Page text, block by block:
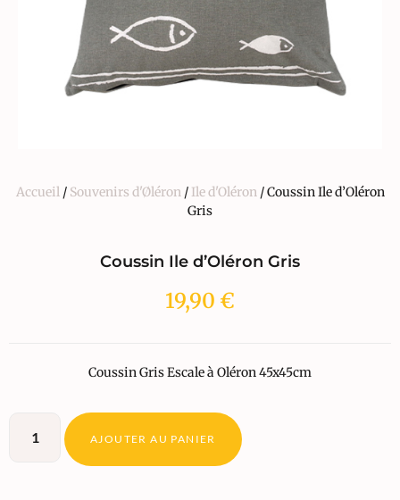
Accueil/ Souvenirs d'Øléron/ Ile d'Oléron/ Coussin Ile d’Oléron
Gris
Coussin Ile d’Oléron Gris
19,90 €
Coussin Gris Escale à Oléron 45x45cm
AJOUTER AU PANIER